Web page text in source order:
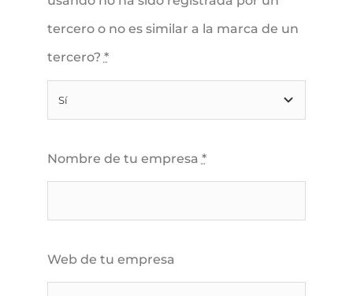
tercero o no es similar a la marca de un
tercero? *
Nombre de tu empresa *
Web de tu empresa